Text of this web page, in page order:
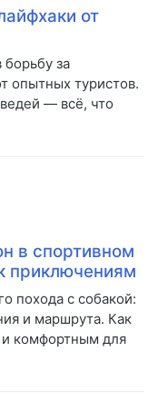
от
борьбу за
опытных туристов.
— всё, что
в спортивном
приключениям
похода с собакой:
и маршрута. Как
комфортным для